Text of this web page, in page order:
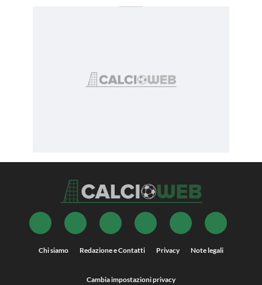
Chi siamo Redazione e Contatti Privacy Note legali
Cambia impostazioni privacy